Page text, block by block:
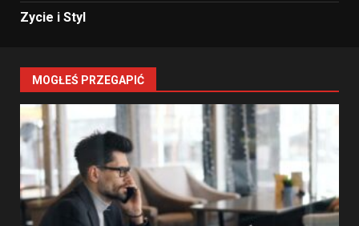
Zycie i Styl
MOGŁEŚ PRZEGAPIĆ